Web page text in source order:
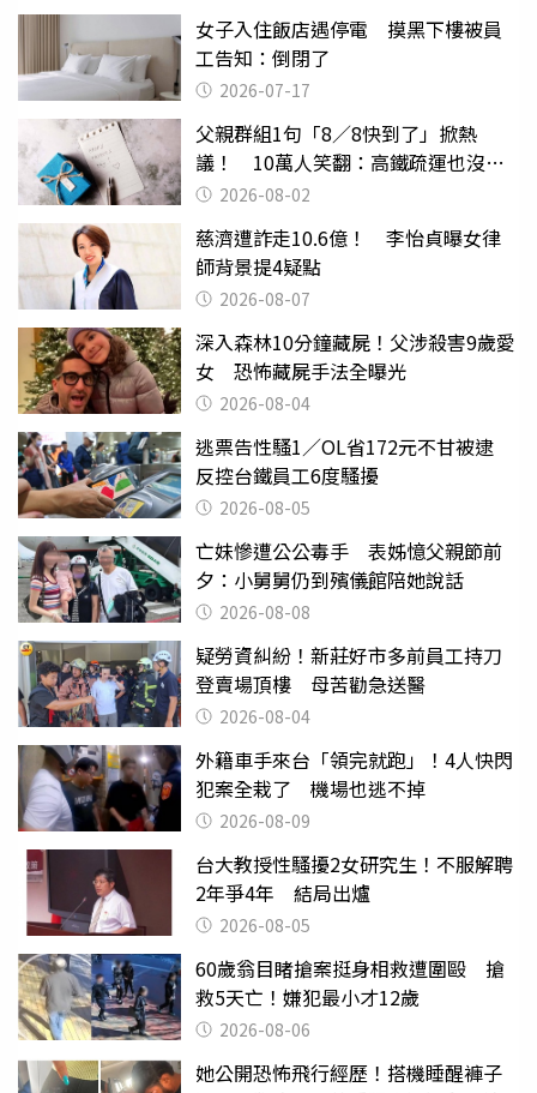
女子入住飯店遇停電 摸黑下樓被員
工告知：倒閉了
2026-07-17
父親群組1句「8／8快到了」掀熱
議！ 10萬人笑翻：高鐵疏運也沒列
父親節
2026-08-02
慈濟遭詐走10.6億！ 李怡貞曝女律
師背景提4疑點
2026-08-07
深入森林10分鐘藏屍！父涉殺害9歲愛
女 恐怖藏屍手法全曝光
2026-08-04
逃票告性騷1／OL省172元不甘被逮
反控台鐵員工6度騷擾
2026-08-05
亡妹慘遭公公毒手 表姊憶父親節前
夕：小舅舅仍到殯儀館陪她說話
2026-08-08
疑勞資糾紛！新莊好市多前員工持刀
登賣場頂樓 母苦勸急送醫
2026-08-04
外籍車手來台「領完就跑」！4人快閃
犯案全栽了 機場也逃不掉
2026-08-09
台大教授性騷擾2女研究生！不服解聘
2年爭4年 結局出爐
2026-08-05
60歲翁目睹搶案挺身相救遭圍毆 搶
救5天亡！嫌犯最小才12歲
2026-08-06
她公開恐怖飛行經歷！搭機睡醒褲子